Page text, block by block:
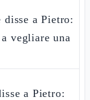
a Pietro:
vegliare una
a Pietro: